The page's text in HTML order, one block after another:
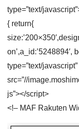
type=”text/
{ return{
on’,a_id:’5248894′,
type=”text/javascript”
src=”//
js”></script>
<!– MAF Rakuten